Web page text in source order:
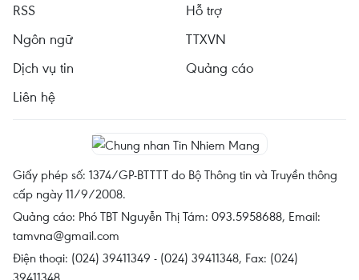
RSS
Hỗ trợ
Ngôn ngữ
TTXVN
Dịch vụ tin
Quảng cáo
Liên hệ
Giấy phép số: 1374/GP-BTTTT do Bộ Thông tin và Truyền thông
cấp ngày 11/9/2008.
Quảng cáo: Phó TBT Nguyễn Thị Tám: 093.5958688, Email:
tamvna@gmail.com
Điện thoại: (024) 39411349 - (024) 39411348, Fax: (024)